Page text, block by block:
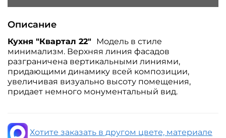
Описание
Кухня "Квартал 22" Модель в стиле
минимализм. Верхняя линия фасадов
разграничена вертикальными линиями,
придающими динамику всей композиции,
увеличивая визуально высоту помещения,
придает немного монументальный вид.
Хотите заказать в другом цвете, материале